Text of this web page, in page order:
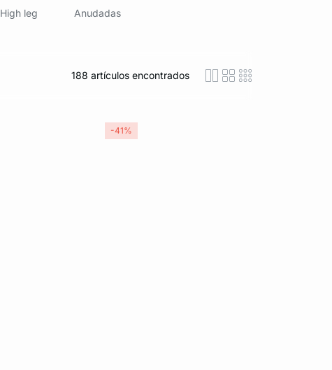
High leg Anudadas
188 artículos encontrados icon-layout-
icon-layout-
icon-layout-
-41%